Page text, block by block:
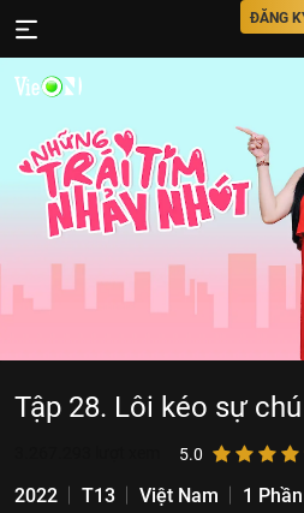
ĐĂNG
Tập 28. Lôi kéo sự
5.0
2022 T13 Việt Nam 1 Phần